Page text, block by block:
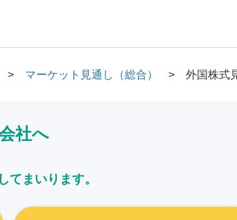
マーケット見通し（総合） 外国株式
社へ
てまいります。